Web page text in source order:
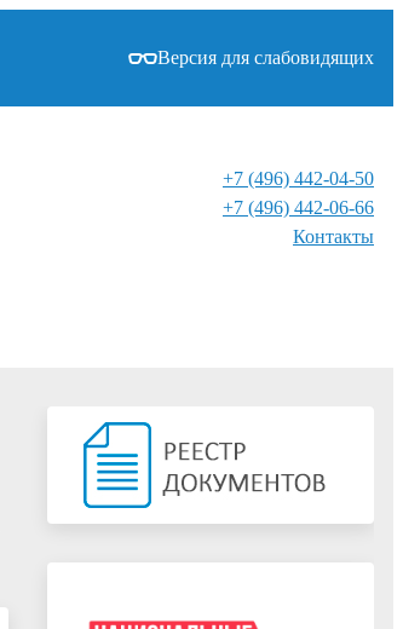
Версия для слабовидящих
+7 (496) 442-04-50
+7 (496) 442-06-66
Контакты⁠